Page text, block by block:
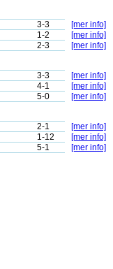
3-3
[mer info]
1-2
[mer info]
2-3 [mer info]
3-3
[mer info]
4-1
[mer info]
5-0 [mer info]
2-1
[mer info]
1-12
[mer info]
5-1 [mer info]